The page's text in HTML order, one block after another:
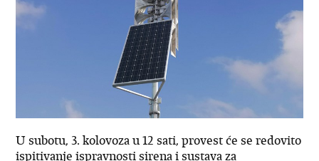
U subotu, 3. kolovoza u 12 sati, provest će se redovito
ispitivanje ispravnosti sirena i sustava za